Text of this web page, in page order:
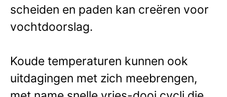
scheiden en paden kan creëren voor
vochtdoorslag.
Koude temperaturen kunnen ook
uitdagingen met zich meebrengen,